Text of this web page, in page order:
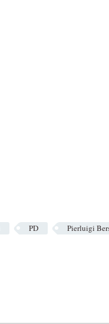
PD Pierluigi